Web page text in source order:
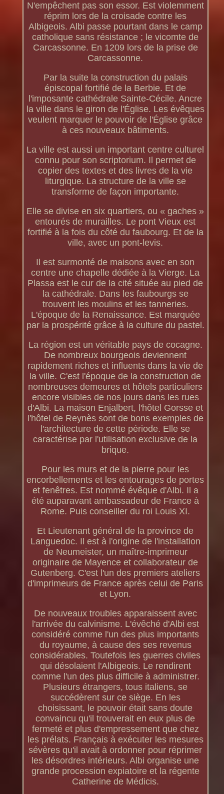
N'empêchent pas son essor. Est violemment
réprim lors de la croisade contre les
Albigeois. Albi passe pourtant dans le camp
catholique sans résistance ; le vicomte de
Carcassonne. En 1209 lors de la prise de
Carcassonne.
Par la suite la construction du palais
épiscopal fortifié de la Berbie. Et de
l'imposante cathédrale Sainte-Cécile. Ancre
la ville dans le giron de l'Église. Les évêques
veulent marquer le pouvoir de l'Église grâce
à ces nouveaux bâtiments.
La ville est aussi un important centre culturel
connu pour son scriptorium. Il permet de
copier des textes et des livres de la vie
liturgique. La structure de la ville se
transforme de façon importante.
Elle se divise en six quartiers, ou « gaches »
entourés de murailles. Le pont Vieux est
fortifié à la fois du côté du faubourg. Et de la
ville, avec un pont-levis.
Il est surmonté de maisons avec en son
centre une chapelle dédiée à la Vierge. La
Plassa est le cur de la cité située au pied de
la cathédrale. Dans les faubourgs se
trouvent les moulins et les tanneries.
L'époque de la Renaissance. Est marquée
par la prospérité grâce à la culture du pastel.
La région est un véritable pays de cocagne.
De nombreux bourgeois deviennent
rapidement riches et influents dans la vie de
la ville. C'est l'époque de la construction de
nombreuses demeures et hôtels particuliers
encore visibles de nos jours dans les rues
d'Albi. La maison Enjalbert, l'hôtel Gorsse et
l'hôtel de Reynès sont de bons exemples de
l'architecture de cette période. Elle se
caractérise par l'utilisation exclusive de la
brique.
Pour les murs et de la pierre pour les
encorbellements et les entourages de portes
et fenêtres. Est nommé évêque d'Albi. Il a
été auparavant ambassadeur de France à
Rome. Puis conseiller du roi Louis XI.
Et Lieutenant général de la province de
Languedoc. Il est à l'origine de l'installation
de Neumeister, un maître-imprimeur
originaire de Mayence et collaborateur de
Gutenberg. C'est l'un des premiers ateliers
d'imprimeurs de France après celui de Paris
et Lyon.
De nouveaux troubles apparaissent avec
l'arrivée du calvinisme. L'évêché d'Albi est
considéré comme l'un des plus importants
du royaume, à cause des ses revenus
considérables. Toutefois les guerres civiles
qui désolaient l'Albigeois. Le rendirent
comme l'un des plus difficile à administrer.
Plusieurs étrangers, tous italiens, se
succédèrent sur ce siège. En les
choisissant, le pouvoir était sans doute
convaincu qu'il trouverait en eux plus de
fermeté et plus d'empressement que chez
les prélats. Français à exécuter les mesures
sévères qu'il avait à ordonner pour réprimer
les désordres intérieurs. Albi organise une
grande procession expiatoire et la régente
Catherine de Médicis.